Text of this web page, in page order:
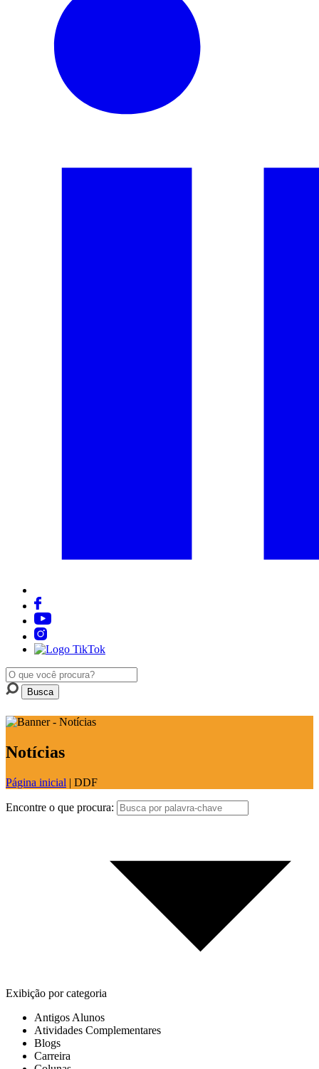
Notícias
Página inicial | DDF
Encontre o que procura:
Exibição por categoria
Antigos Alunos
Atividades Complementares
Blogs
Carreira